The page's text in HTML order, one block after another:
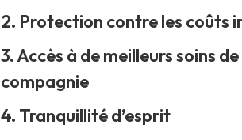
2. Protection contre les coûts
3. Accès à de meilleurs soins
compagnie
4. Tranquillité d’esprit